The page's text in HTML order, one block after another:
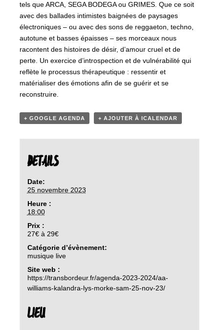
tels que ARCA, SEGA BODEGA ou GRIMES. Que ce soit
avec des ballades intimistes baignées de paysages
électroniques – ou avec des sons de reggaeton, techno,
autotune et basses épaisses – ses morceaux nous
racontent des histoires de désir, d’amour cruel et de
perte. Un exercice d’introspection et de vulnérabilité qui
reflète le processus thérapeutique : ressentir et
matérialiser des émotions afin de se guérir et se
reconstruire.
+ GOOGLE AGENDA + AJOUTER À ICALENDAR
DETAILS
Date:
25 novembre 2023
Heure :
18:00
Prix :
27€ à 29€
Catégorie d’évènement:
musique live
Site web :
https://transbordeur.fr/agenda-2023-2024/aa-
williams-kalandra-lys-morke-sam-25-nov-23/
LIEU